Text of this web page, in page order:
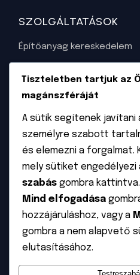
SZOLGÁLTATÁSOK
Építőanyag kereskedelem
Napelem tervezése és
Napkollektorok tervezése
Garázskapu felmérése és
INFORMÁCIÓ
ÁSZF
Adatvédelem
Rólunk
Kapcsolat
Tiszteletben tartjuk az
magánszféráját
A sütik segítenek javítani
személyre szabott
és elemezni a forgalmat.
mely sütiket engedélyezi
szabás gombra
Mind elfogadása
hozzájáruláshoz, vagy a
gombra a nem alapvető
elutasításához.